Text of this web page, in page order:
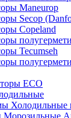
Maneurop
Secop
Copeland
Tecumseh
ECO
Холодильные
Морозильные